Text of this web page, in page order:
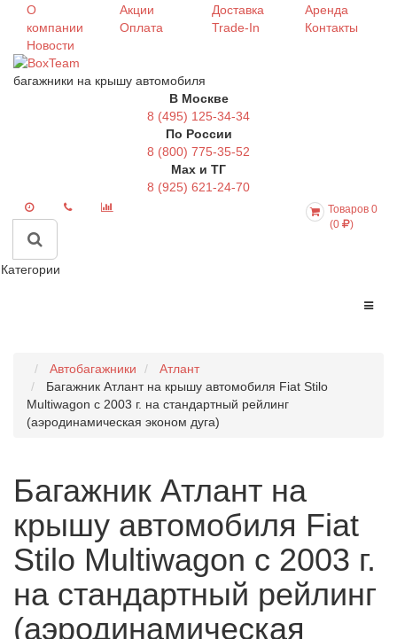
О
компании
Новости
Акции
Оплата
Доставка
Trade-In
Аренда
Контакты
багажники на крышу автомобиля
В Москве
8 (495) 125-34-34
По России
8 (800) 775-35-52
Max и ТГ
8 (925) 621-24-70
Товаров 0
(0
)
Категории
Автобагажники
Атлант
Багажник Атлант на крышу автомобиля Fiat Stilo
Multiwagon с 2003 г. на стандартный рейлинг
(аэродинамическая эконом дуга)
Багажник Атлант на
крышу автомобиля Fiat
Stilo Multiwagon с 2003 г.
на стандартный рейлинг
(аэродинамическая